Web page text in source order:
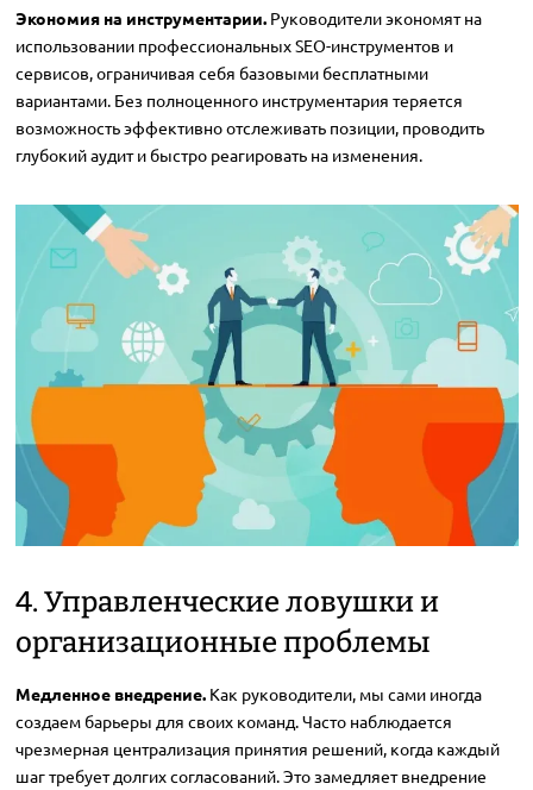
Экономия на инструментарии.Руководители экономят на
использовании профессиональных SEO-инструментов и
сервисов, ограничивая себя базовыми бесплатными
вариантами. Без полноценного инструментария теряется
возможность эффективно отслеживать позиции, проводить
глубокий аудит и быстро реагировать на изменения.
4. Управленческие ловушки и
организационные проблемы
Медленное внедрение.Как руководители, мы сами иногда
создаем барьеры для своих команд. Часто наблюдается
чрезмерная централизация принятия решений, когда каждый
шаг требует долгих согласований. Это замедляет внедрение